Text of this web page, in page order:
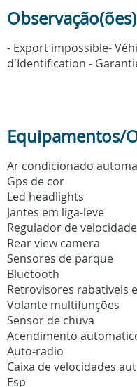
Observação(ões)
- Export impossible-
d'Identification -
Equipamentos/
Ar condicionado
Gps de cor
Led headlights
Jantes em liga-leve
Regulador de velocidade
Rear view camera
Sensores de parque
Bluetooth
Retrovisores rabativeis
Volante multifunções
Sensor de chuva
Acendimento
Auto-radio
Caixa de velocidades
Esp